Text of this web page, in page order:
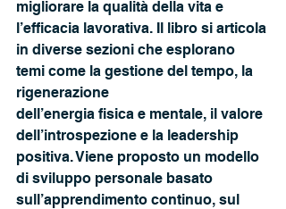
migliorare la qualità della vita e
l’efficacia lavorativa. Il libro si articola
in diverse sezioni che esplorano
temi come la gestione del tempo, la
rigenerazione
dell’energia fisica e mentale, il valore
dell’introspezione e la leadership
positiva. Viene proposto un modello
di sviluppo personale basato
sull’apprendimento continuo, sul